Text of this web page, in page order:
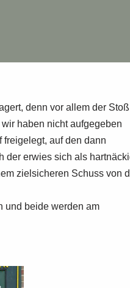
denn vor allem der Stoß
haben nicht aufgegeben
freigelegt, auf den dann
der erwies sich als
zielsicheren Schuss von
und beide werden am